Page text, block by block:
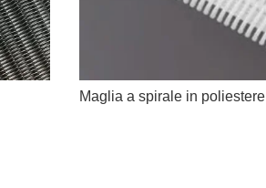
Maglia a spirale in poliestere